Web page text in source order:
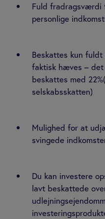
Fuld fradragsværdi
personlige
Beskattes kun
faktisk hæves –
beskattes med
selskabsskatten)
Mulighed for at
svingede
Du kan investere
lavt beskattede